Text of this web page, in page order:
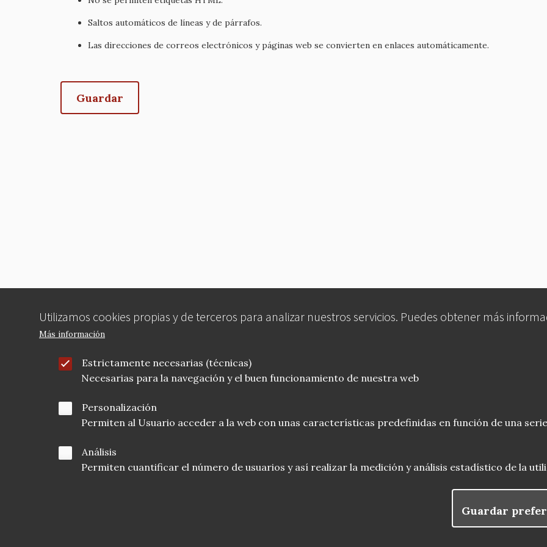
Utilizamos cookies propias y de terceros para analizar nuestros servicios. Puedes obtener más
Más información
Estrictamente necesarias (técnicas)
Necesarias para la navegación y el buen funcionamiento de nuestra web
Personalización
Permiten al Usuario acceder a la web con unas características predefinidas en función de una
Análisis
Permiten cuantificar el número de usuarios y así realizar la medición y análisis estadístico de la
Guardar
Saltos automáticos de líneas y de párrafos.
Las direcciones de correos electrónicos y páginas web se convierten en enlaces automáticamente.